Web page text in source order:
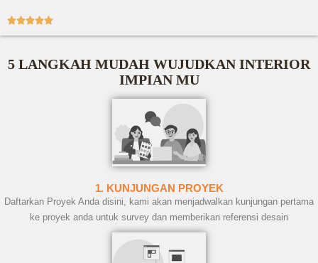

5 LANGKAH MUDAH WUJUDKAN INTERIOR
IMPIAN MU
1. KUNJUNGAN PROYEK
Daftarkan Proyek Anda disini, kami akan menjadwalkan kunjungan pertama
ke proyek anda untuk survey dan memberikan referensi desain